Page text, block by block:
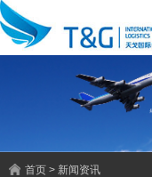
首页 > 新闻资讯